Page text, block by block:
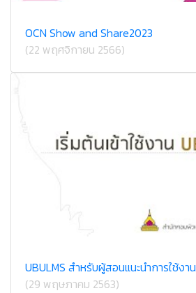
OCN Show and Share2023
(22 พฤศจิกายน 2566)
UBULMS สำหรับผู้สอนแนะนำการใช้งาน
(29 พฤษภาคม 2563)